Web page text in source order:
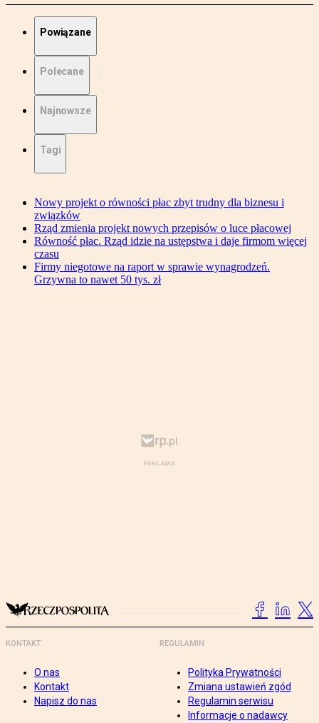
Powiązane
Polecane
Najnowsze
Tagi
Nowy projekt o równości płac zbyt trudny dla biznesu i
związków
Rząd zmienia projekt nowych przepisów o luce płacowej
Równość płac. Rząd idzie na ustępstwa i daje firmom więcej
czasu
Firmy niegotowe na raport w sprawie wynagrodzeń.
Grzywna to nawet 50 tys. zł
KONTAKT
O nas
Kontakt
Napisz do nas
REGULAMIN
Polityka Prywatności
Zmiana ustawień zgód
Regulamin serwisu
Informacje o nadawcy